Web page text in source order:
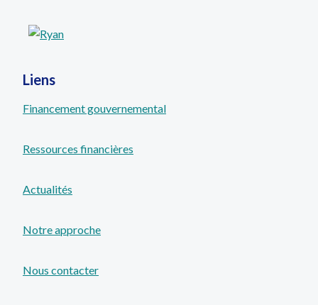
Liens
Financement gouvernemental
Ressources financières
Actualités
Notre approche
Nous contacter